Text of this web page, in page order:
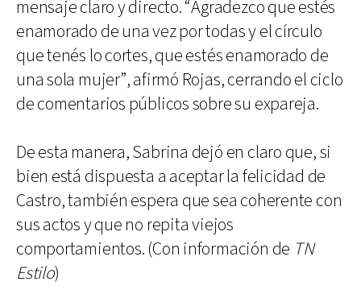
mensaje claro y directo. “Agradezco que estés
enamorado de una vez por todas y el círculo
que tenés lo cortes, que estés enamorado de
una sola mujer”, afirmó Rojas, cerrando el ciclo
de comentarios públicos sobre su expareja.
De esta manera, Sabrina dejó en claro que, si
bien está dispuesta a aceptar la felicidad de
Castro, también espera que sea coherente con
sus actos y que no repita viejos
comportamientos. (Con información de TN
Estilo)